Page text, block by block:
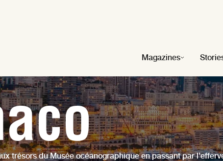
Magazines
trésors du Musée océanographique en passant par